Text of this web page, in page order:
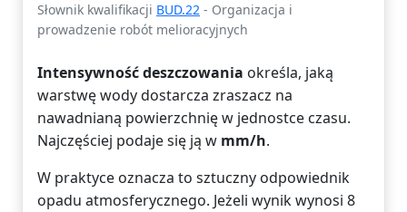
Słownik kwalifikacji BUD.22 - Organizacja i
prowadzenie robót melioracyjnych
Intensywność deszczowania określa, jaką
warstwę wody dostarcza zraszacz na
nawadnianą powierzchnię w jednostce czasu.
Najczęściej podaje się ją w mm/h.
W praktyce oznacza to sztuczny odpowiednik
opadu atmosferycznego. Jeżeli wynik wynosi 8